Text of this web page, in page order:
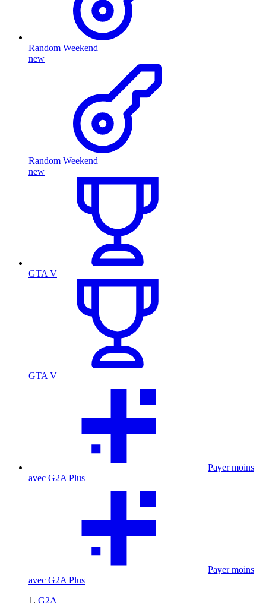
Random Weekend
new
Random Weekend
new
GTA V
GTA V
Payer moins
avec G2A Plus
Payer moins
avec G2A Plus
G2A